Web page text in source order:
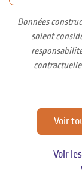
Données
soient
Voir
Voir